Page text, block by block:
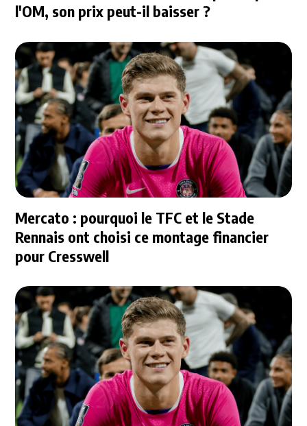
l'OM, son prix peut-il baisser ?
Mercato : pourquoi le TFC et le Stade
Rennais ont choisi ce montage financier
pour Cresswell